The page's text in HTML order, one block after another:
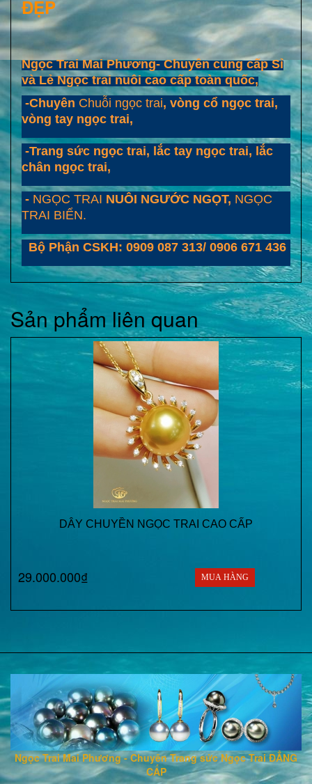
ĐẸP
Ngọc Trai Mai Phương- Chuyên cung cấp Sỉ
và Lẻ Ngọc trai nuôi cao cấp toàn quốc,
-Chuyên Chuỗi ngọc trai, vòng cổ ngọc trai,
vòng tay ngọc trai,
-Trang sức ngọc trai, lắc tay ngọc trai, lắc
chân ngọc trai,
- NGỌC TRAI NUÔI NGƯỚC NGỌT, NGỌC
TRAI BIỂN.
Bộ Phận CSKH: 0909 087 313/ 0906 671 436
Sản phẩm liên quan
DÂY CHUYỀN NGỌC TRAI CAO CẤP
29.000.000₫ MUA HÀNG
Ngọc Trai Mai Phương - Chuyên Trang sức Ngọc Trai ĐẲNG
CẤP